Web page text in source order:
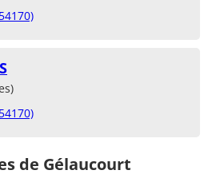
de Gélaucourt